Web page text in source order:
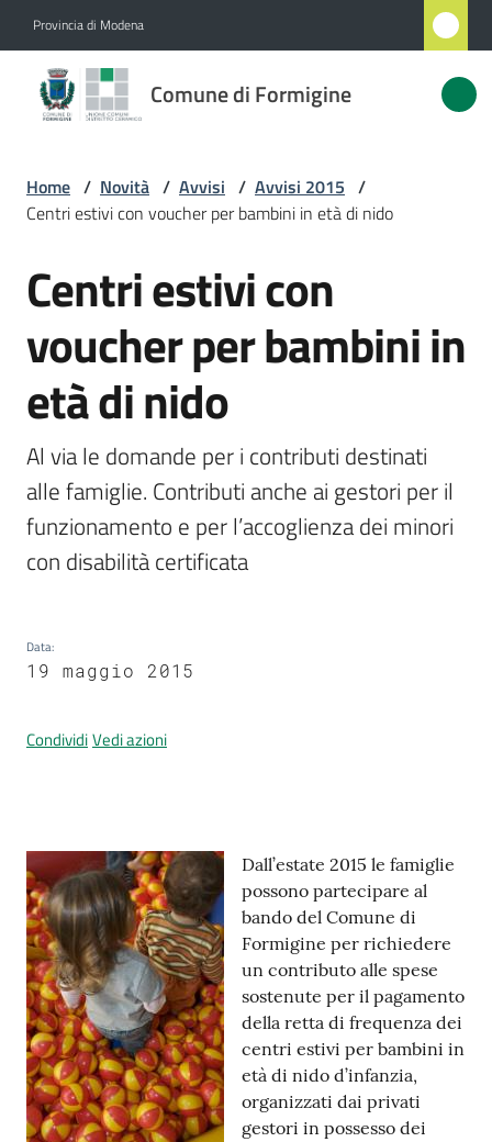
Provincia di Modena
Comune di Formigine
Comune
di
Novità
Servizi
Vivere
Formigine
A
e
M
e
t
e
o
Tutti
gli
argomenti...
Home / Novità / Avvisi / Avvisi 2015 /
Centri estivi con voucher per bambini in età di nido
Salta al contenuto
Centri estivi con
voucher per bambini in
età di nido
Al via le domande per i contributi destinati
alle famiglie. Contributi anche ai gestori per il
funzionamento e per l’accoglienza dei minori
con disabilità certificata
Data:
19 maggio 2015
CondividiVedi azioni
Contenuto
Dall’estate 2015 le famiglie
possono partecipare al
bando del Comune di
Formigine per richiedere
un contributo alle spese
sostenute per il pagamento
della retta di frequenza dei
centri estivi per bambini in
età di nido d’infanzia,
organizzati dai privati
gestori in possesso dei